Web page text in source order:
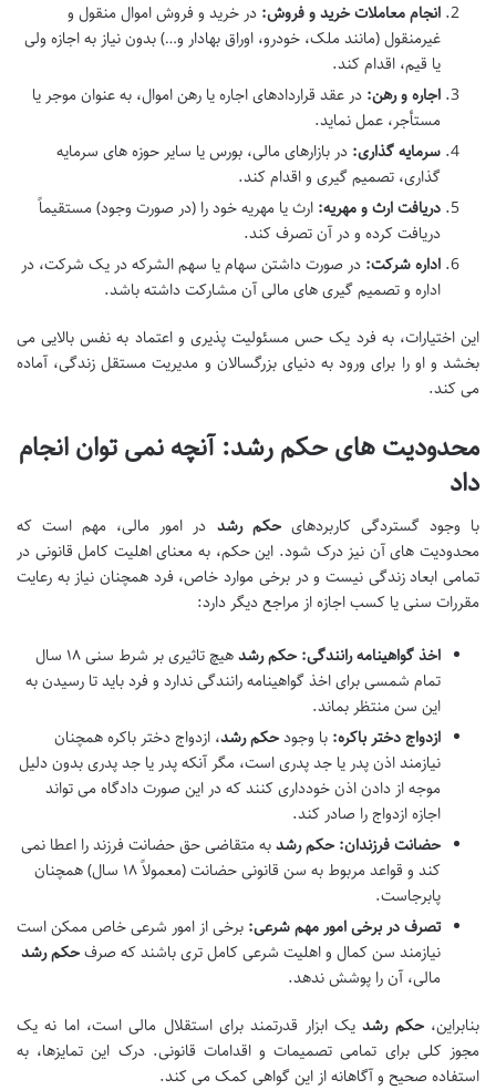
انجام معاملات خرید و فروش: در خرید و فروش اموال منقول و
غیرمنقول (مانند ملک، خودرو، اوراق بهادار و…) بدون نیاز به اجازه ولی
یا قیم، اقدام کند.
اجاره و رهن: در عقد قراردادهای اجاره یا رهن اموال، به عنوان موجر یا
مستأجر، عمل نماید.
سرمایه گذاری: در بازارهای مالی، بورس یا سایر حوزه های سرمایه
گذاری، تصمیم گیری و اقدام کند.
دریافت ارث و مهریه: ارث یا مهریه خود را (در صورت وجود) مستقیماً
دریافت کرده و در آن تصرف کند.
اداره شرکت: در صورت داشتن سهام یا سهم الشرکه در یک شرکت، در
اداره و تصمیم گیری های مالی آن مشارکت داشته باشد.
این اختیارات، به فرد یک حس مسئولیت پذیری و اعتماد به نفس بالایی می
بخشد و او را برای ورود به دنیای بزرگسالان و مدیریت مستقل زندگی، آماده
می کند.
محدودیت های حکم رشد: آنچه نمی توان انجام
داد
با وجود گستردگی کاربردهایحکم رشد در امور مالی، مهم است که
محدودیت های آن نیز درک شود. این حکم، به معنای اهلیت کامل قانونی در
تمامی ابعاد زندگی نیست و در برخی موارد خاص، فرد همچنان نیاز به رعایت
مقررات سنی یا کسب اجازه از مراجع دیگر دارد:
اخذ گواهینامه رانندگی: حکم رشد
هیچ تاثیری بر شرط سنی ۱۸ سال
تمام شمسی برای اخذ گواهینامه رانندگی ندارد و فرد باید تا رسیدن به
این سن منتظر بماند.
ازدواج دختر باکره: با وجودحکم رشد، ازدواج دختر باکره همچنان
نیازمند اذن پدر یا جد پدری است، مگر آنکه پدر یا جد پدری بدون دلیل
موجه از دادن اذن خودداری کنند که در این صورت دادگاه می تواند
اجازه ازدواج را صادر کند.
حضانت فرزندان: حکم رشدبه متقاضی حق حضانت فرزند را اعطا نمی
کند و قواعد مربوط به سن قانونی حضانت (معمولاً ۱۸ سال) همچنان
پابرجاست.
تصرف در برخی امور مهم شرعی: برخی از امور شرعی خاص ممکن است
نیازمند سن کمال و اهلیت شرعی کامل تری باشند که صرفحکم رشد
مالی، آن را پوشش ندهد.
بنابراین،حکم رشدیک ابزار قدرتمند برای استقلال مالی است، اما نه یک
مجوز کلی برای تمامی تصمیمات و اقدامات قانونی. درک این تمایزها، به
استفاده صحیح و آگاهانه از این گواهی کمک می کند.